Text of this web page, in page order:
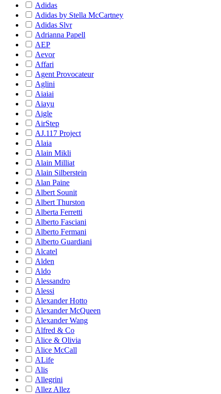
Adidas
Adidas by Stella McCartney
Adidas Slvr
Adrianna Papell
AEP
Aevor
Affari
Agent Provocateur
Aglini
Aiaiai
Aiayu
Aigle
AirStep
AJ.117 Project
Alaia
Alain Mikli
Alain Milliat
Alain Silberstein
Alan Paine
Albert Sounit
Albert Thurston
Alberta Ferretti
Alberto Fasciani
Alberto Fermani
Alberto Guardiani
Alcatel
Alden
Aldo
Alessandro
Alessi
Alexander Hotto
Alexander McQueen
Alexander Wang
Alfred & Co
Alice & Olivia
Alice McCall
ALife
Alis
Allegrini
Allez Allez